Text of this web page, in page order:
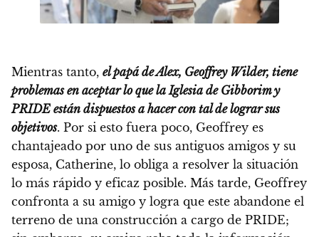
Mientras tanto, el papá de Alex, Geoffrey Wilder, tiene
problemas en aceptar lo que la Iglesia de Gibborim y
PRIDE están dispuestos a hacer con tal de lograr sus
objetivos. Por si esto fuera poco, Geoffrey es
chantajeado por uno de sus antiguos amigos y su
esposa, Catherine, lo obliga a resolver la situación
lo más rápido y eficaz posible. Más tarde, Geoffrey
confronta a su amigo y logra que este abandone el
terreno de una construcción a cargo de PRIDE;